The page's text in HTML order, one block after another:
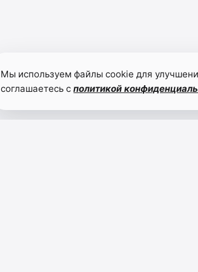
Мы используем файлы cookie для
соглашаетесь сполитикой